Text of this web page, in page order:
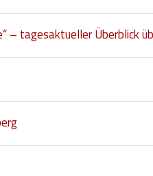
– tagesaktueller Überblick